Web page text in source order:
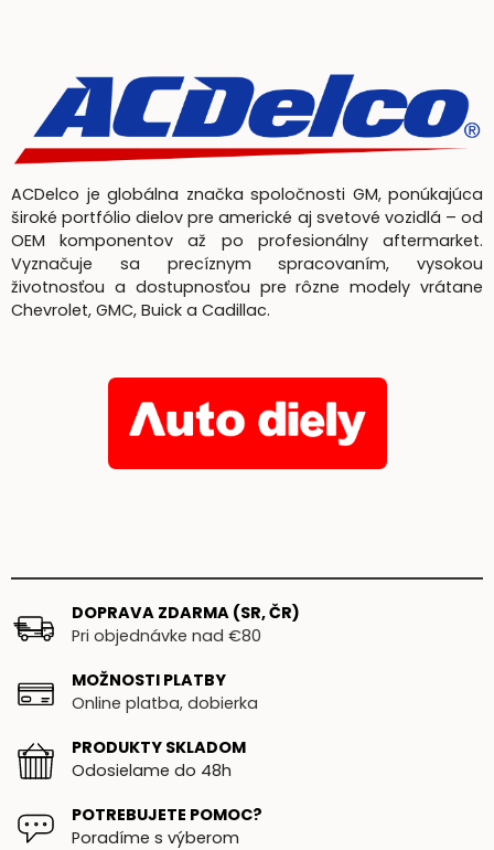
ACDelco je globálna značka spoločnosti GM, ponúkajúca
široké portfólio dielov pre americké aj svetové vozidlá – od
OEM komponentov až po profesionálny aftermarket.
Vyznačuje sa precíznym spracovaním, vysokou
životnosťou a dostupnosťou pre rôzne modely vrátane
Chevrolet, GMC, Buick a Cadillac.
DOPRAVA ZDARMA (SR, ČR)
Pri objednávke nad €80
MOŽNOSTI PLATBY
Online platba, dobierka
PRODUKTY SKLADOM
Odosielame do 48h
POTREBUJETE POMOC?
Poradíme s výberom